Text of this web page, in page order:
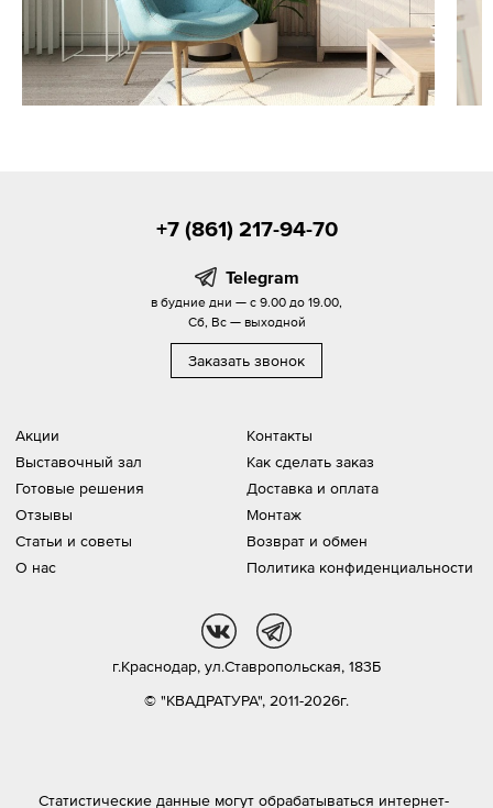
Акции
Выставочный зал
Готовые решения
Отзывы
Статьи и советы
О нас
Контакты
Как сделать заказ
Доставка и оплата
Монтаж
Возврат и обмен
Политика конфиденциальности
+7 (861) 217-94-70
Telegram
в будние дни — с 9.00 до 19.00,
Сб, Вс — выходной
Заказать звонок
© "КВАДРАТУРА", 2011-2026г.
г.Краснодар, ул.Ставропольская, 183Б
vk
Статистические данные могут обрабатываться интернет-